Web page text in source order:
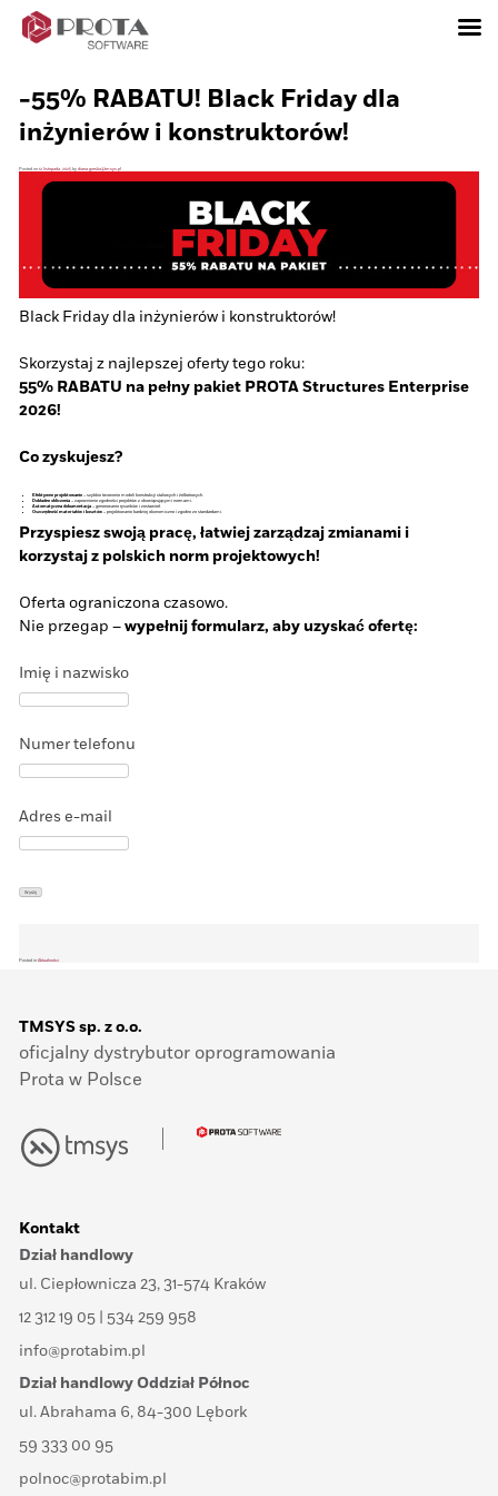
-55% RABATU! Black Friday dla
inżynierów i konstruktorów!
Posted on12 listopada, 2025 bydiana.gorska@tmsys.pl
Black Friday dla inżynierów i konstruktorów!
Skorzystaj z najlepszej oferty tego roku:
55% RABATU na pełny pakiet PROTA Structures Enterprise
2026!
Co zyskujesz?
Efektywne projektowanie
– szybkie tworzenie modeli konstrukcji stalowych i żelbetowych.
Dokładne obliczenia
– zapewnienie zgodności projektów z obowiązującymi normami.
Automatyczna dokumentacja– generowanie rysunków i zestawień.
Oszczędność materiałów i kosztów– projektowanie bardziej ekonomiczne i zgodne ze standardami.
Przyspiesz swoją pracę, łatwiej zarządzaj zmianami i
korzystaj z polskich norm projektowych!
Oferta ograniczona czasowo.
Nie przegap –wypełnij formularz, aby uzyskać ofertę:
Imię i nazwisko
Numer telefonu
Adres e-mail
Posted inAktualności
TMSYS sp. z o.o.
oficjalny dystrybutor oprogramowania
Prota w Polsce
Kontakt
Dział handlowy
ul. Ciepłownicza 23, 31-574 Kraków
12 312 19 05 | 534 259 958
info@protabim.pl
Dział handlowy Oddział Północ
ul. Abrahama 6, 84-300 Lębork
59 333 00 95
polnoc@protabim.pl